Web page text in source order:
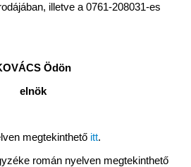
illetve a 0761-208031-es
Ödön
elnök
megtekinthető itt.
román nyelven megtekinthető